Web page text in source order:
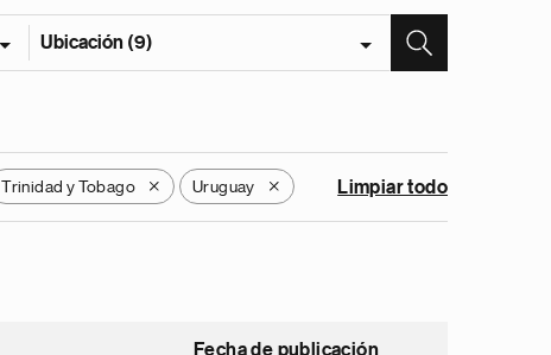
Ubicación (9)
Trinidad y Tobago X Uruguay X Limpiar todo
Fecha de publicación